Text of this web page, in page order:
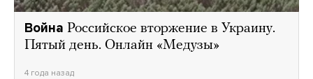
Война Российское вторжение в Украину.
Пятый день. Онлайн «Медузы»
4 года назад